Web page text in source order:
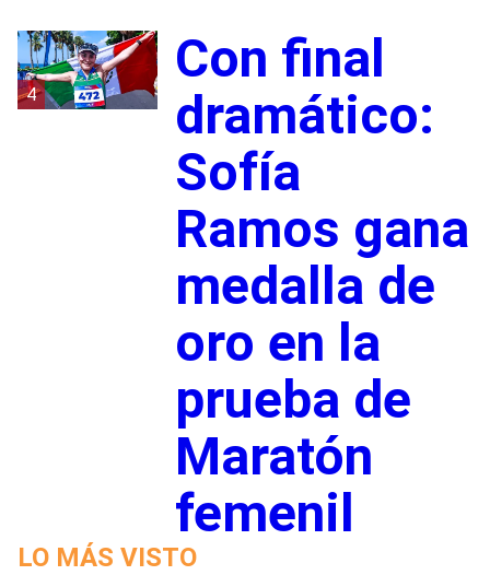
4
Con final
dramático:
Sofía
Ramos gana
medalla de
oro en la
prueba de
Maratón
femenil
LO MÁS VISTO